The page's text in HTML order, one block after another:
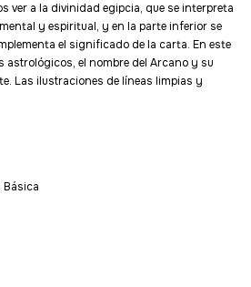
ver a la divinidad egipcia, que se interpreta
y espiritual, y en la parte inferior se
el significado de la carta. En este
astrológicos, el nombre del Arcano y su
Las ilustraciones de líneas limpias y
Básica